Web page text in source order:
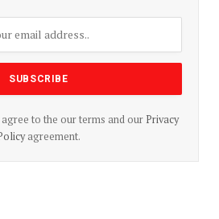
agree to the our terms and our Privacy
agreement.